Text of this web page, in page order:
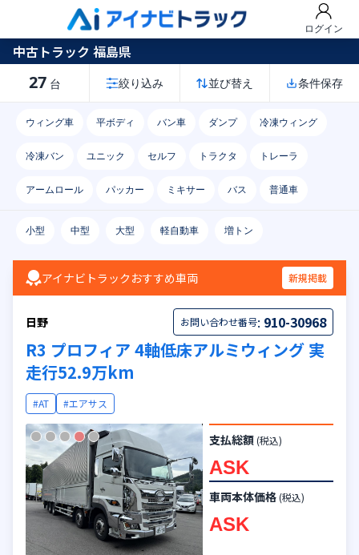
ログイン
中古トラック 福島県
27 台 絞り込み 並び替え 条件保存
ウィング車 平ボディ バン車 ダンプ 冷凍ウィング
冷凍バン ユニック セルフ トラクタ トレーラ
アームロール パッカー ミキサー バス 普通車
小型 中型 大型 軽自動車 増トン
アイナビトラックおすすめ車両 新規掲載
日野 お問い合わせ番号: 910-30968
R3 プロフィア 4軸低床アルミウィング 実
走行52.9万km
#AT #エアサス
支払総額 (税込)
ASK
車両本体価格 (税込)
ASK